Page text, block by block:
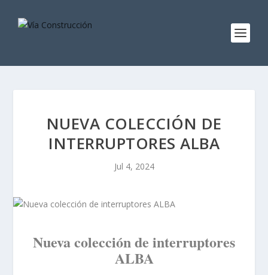
NUEVA COLECCIÓN DE
INTERRUPTORES ALBA
Jul 4, 2024
Nueva colección de interruptores
ALBA